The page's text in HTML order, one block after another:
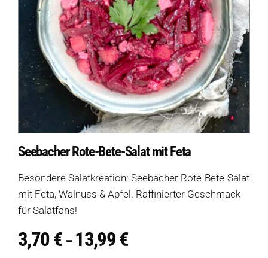
Seebacher Rote-Bete-Salat mit Feta
Besondere Salatkreation: Seebacher Rote-Bete-Salat
mit Feta, Walnuss & Apfel. Raffinierter Geschmack
für Salatfans!
3,70€ – 13,99€Preisspanne:
3,70 €